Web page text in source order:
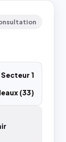
Secteur 1
(33)